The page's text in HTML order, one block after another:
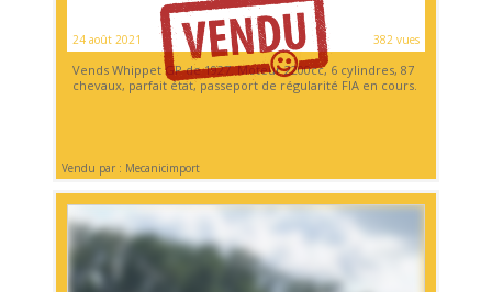
24 août 2021 382 vues
Vends Whippet GP de 1927. Moteur 2200cc, 6 cylindres, 87
chevaux, parfait état, passeport de régularité FIA en cours.
Vendu par : Mecanicimport